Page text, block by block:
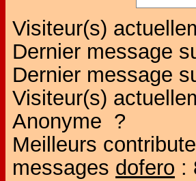
Visiteur(s)
Dernier message
Dernier message
Visiteur(s)
Anonyme ?
Meilleurs
messages dofero :